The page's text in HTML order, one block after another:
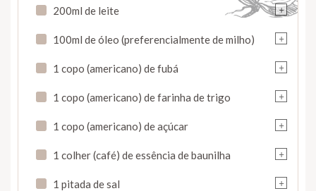
+
200ml de leite
+
100ml de óleo (preferencialmente de milho)
+
1 copo (americano) de fubá
+
1 copo (americano) de farinha de trigo
+
1 copo (americano) de açúcar
+
1 colher (café) de essência de baunilha
+
1 pitada de sal